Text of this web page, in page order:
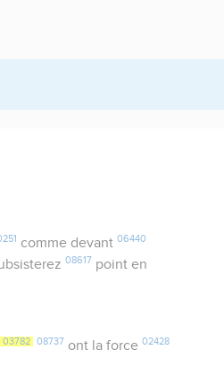
comme devant 06440
08617 point en
03782 08737 ont la force 02428